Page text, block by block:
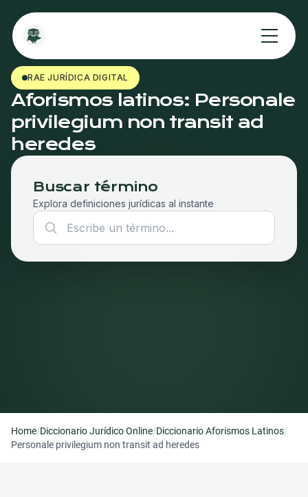
RAE JURÍDICA DIGITAL
Aforismos latinos: Personale
privilegium non transit ad
heredes
Buscar término
Explora definiciones jurídicas al instante
Home/Diccionario Jurídico Online/Diccionario Aforismos Latinos/
Personale privilegium non transit ad heredes